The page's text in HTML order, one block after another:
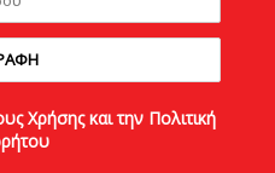
Χρήσης και την Πολιτική